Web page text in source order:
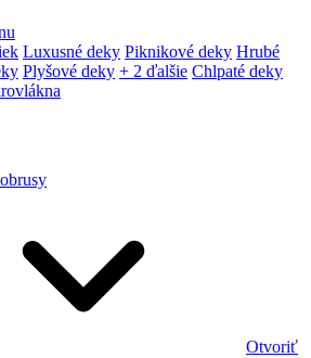
Luxusné deky Piknikové deky Hrubé
Plyšové deky + 2 ďalšie Chlpaté deky
Otvoriť